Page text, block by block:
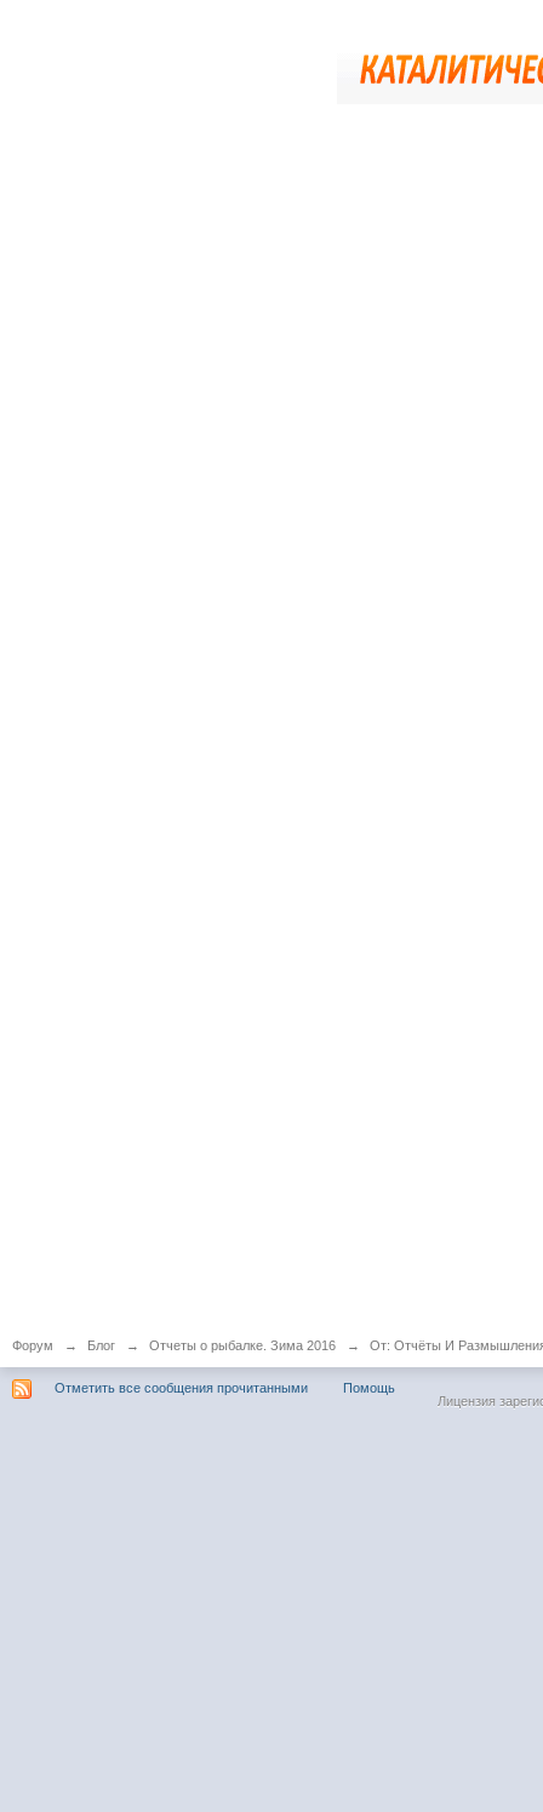
Форум → Блог → Отчеты о рыбалке. Зима 2016 → От: Отчёты И
Отметить все сообщения прочитанными
Помощь
Лицензия